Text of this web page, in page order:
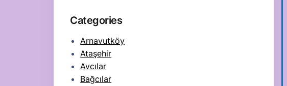
Categories
Arnavutköy
Ataşehir
Avcılar
Bağcılar